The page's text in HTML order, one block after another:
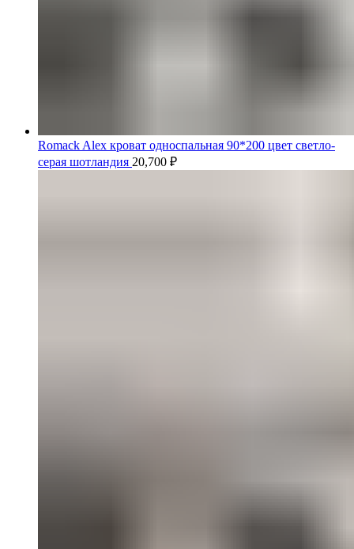
Romack Alex кроват односпальная 90*200 цвет светло-
серая шотландия 20,700 ₽